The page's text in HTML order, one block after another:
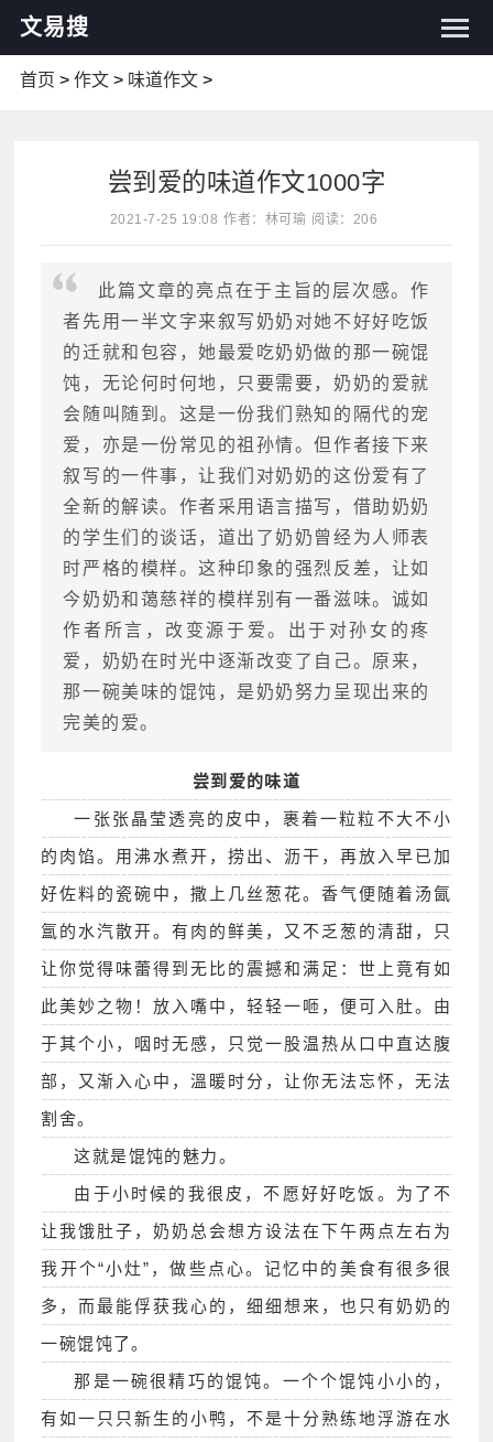
文易搜
首页 > 作文> 味道作文>
尝到爱的味道作文1000字
2021-7-25 19:08 作者：林可瑜 阅读：206
此篇文章的亮点在于主旨的层次感。作
者先用一半文字来叙写奶奶对她不好好吃饭
的迁就和包容，她最爱吃奶奶做的那一碗馄
饨，无论何时何地，只要需要，奶奶的爱就
会随叫随到。这是一份我们熟知的隔代的宠
爱，亦是一份常见的祖孙情。但作者接下来
叙写的一件事，让我们对奶奶的这份爱有了
全新的解读。作者采用语言描写，借助奶奶
的学生们的谈话，道出了奶奶曾经为人师表
时严格的模样。这种印象的强烈反差，让如
今奶奶和蔼慈祥的模样别有一番滋味。诚如
作者所言，改变源于爱。出于对孙女的疼
爱，奶奶在时光中逐渐改变了自己。原来，
那一碗美味的馄饨，是奶奶努力呈现出来的
完美的爱。
尝到爱的味道
一张张晶莹透亮的皮中，裹着一粒粒不大不小
的肉馅。用沸水煮开，捞出、沥干，再放入早已加
好佐料的瓷碗中，撒上几丝葱花。香气便随着汤氤
氲的水汽散开。有肉的鲜美，又不乏葱的清甜，只
让你觉得味蕾得到无比的震撼和满足：世上竟有如
此美妙之物！放入嘴中，轻轻一咂，便可入肚。由
于其个小，咽时无感，只觉一股温热从口中直达腹
部，又渐入心中，溫暖时分，让你无法忘怀，无法
割舍。
这就是馄饨的魅力。
由于小时候的我很皮，不愿好好吃饭。为了不
让我饿肚子，奶奶总会想方设法在下午两点左右为
我开个“小灶”，做些点心。记忆中的美食有很多很
多，而最能俘获我心的，细细想来，也只有奶奶的
一碗馄饨了。
那是一碗很精巧的馄饨。一个个馄饨小小的，
有如一只只新生的小鸭，不是十分熟练地浮游在水